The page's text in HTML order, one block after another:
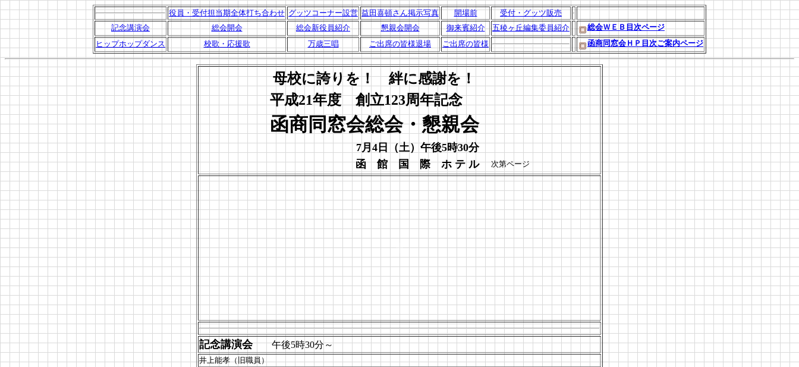
役員・受付担当期全体打ち合わせ グッツコーナー設営 益田喜頓さん掲示写真 開場前
受付・グッツ販売
記念講演会
総会開会 総会新役員紹介 懇親会開会 御来賓紹介 五稜ヶ丘編集委員紹介
総会ＷＥＢ目次ページ
ヒップホップダンス
校歌・応援歌 万歳三唱 ご出席の皆様退場 ご出席の皆様 函商同窓会ＨＰ目次ご案内ページ
母校に誇りを！ 絆に感謝を！
平成21年度 創立123周年記念
函商同窓会総会・懇親会
7月4日（土）午後5時30分
函 館 国 際 ホ テ ル
次第ページ
記念講演会午後5時30分～
井上能孝（旧職員）